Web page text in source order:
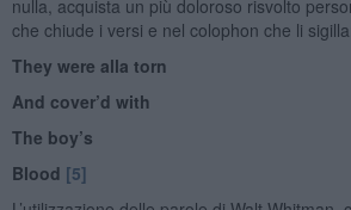
nulla, acquista un più doloroso risvolto
che chiude i versi e nel colophon che li
They were alla torn
And cover’d with
The boy’s
Blood [5]